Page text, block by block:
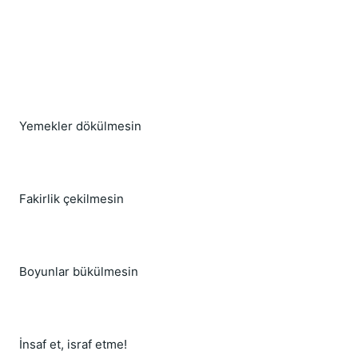
Yemekler dökülmesin
Fakirlik çekilmesin
Boyunlar bükülmesin
İnsaf et, israf etme!